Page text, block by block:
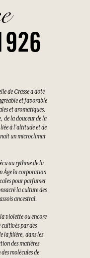
de Grasse a doté
et favorable
et aromatiques.
de la douceur de la
à l'altitude et de
un microclimat
au rythme de la
Âge la corporation
pour parfumer
la culture des
ancestral.
violette ou encore
cultivés par des
la filière, dans les
des matières
molécules de